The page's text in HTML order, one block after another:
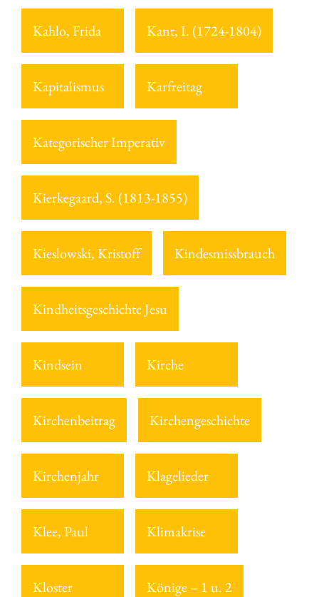
Kahlo, Frida Kant, I. (1724-1804)
Kapitalismus Karfreitag
Kategorischer Imperativ
Kierkegaard, S. (1813-1855)
Kieslowski, Kristoff Kindesmissbrauch
Kindheitsgeschichte Jesu
Kindsein Kirche
Kirchenbeitrag Kirchengeschichte
Kirchenjahr Klagelieder
Klee, Paul Klimakrise
Kloster Könige – 1 u. 2